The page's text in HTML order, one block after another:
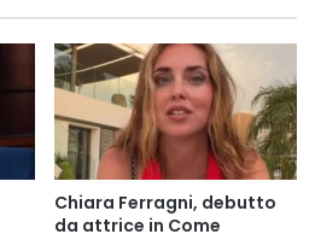
Chiara Ferragni, debutto
da attrice in Come